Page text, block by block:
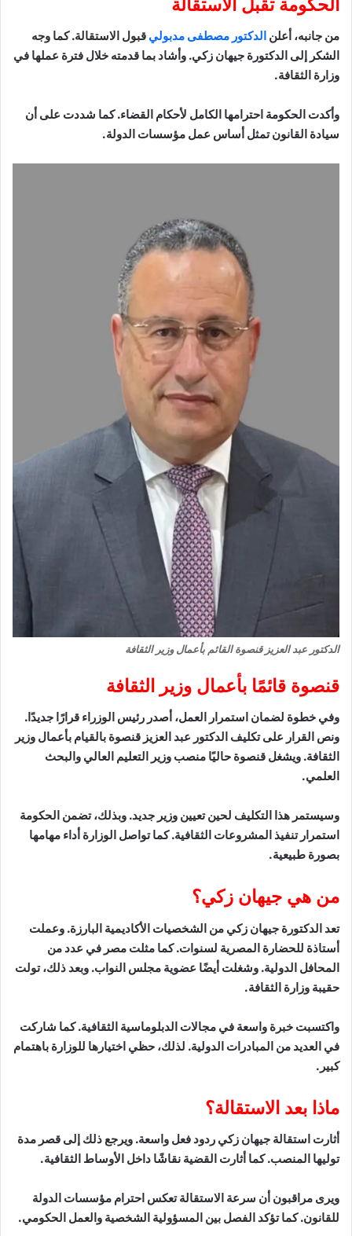
الحكومة تقبل الاستقالة
من جانبه، أعلن الدكتور مصطفى مدبولي قبول الاستقالة. كما وجه
الشكر إلى الدكتورة جيهان زكي. وأشاد بما قدمته خلال فترة عملها في
وزارة الثقافة.
وأكدت الحكومة احترامها الكامل لأحكام القضاء. كما شددت على أن
سيادة القانون تمثل أساس عمل مؤسسات الدولة.
الدكتور عبد العزيز قنصوة القائم بأعمال وزير الثقافة
قنصوة قائمًا بأعمال وزير الثقافة
وفي خطوة لضمان استمرار العمل، أصدر رئيس الوزراء قرارًا جديدًا.
ونص القرار على تكليف الدكتور عبد العزيز قنصوة بالقيام بأعمال وزير
الثقافة. ويشغل قنصوة حاليًا منصب وزير التعليم العالي والبحث
العلمي.
وسيستمر هذا التكليف لحين تعيين وزير جديد. وبذلك، تضمن الحكومة
استمرار تنفيذ المشروعات الثقافية. كما تواصل الوزارة أداء مهامها
بصورة طبيعية.
من هي جيهان زكي؟
تعد الدكتورة جيهان زكي من الشخصيات الأكاديمية البارزة. وعملت
أستاذة للحضارة المصرية لسنوات. كما مثلت مصر في عدد من
المحافل الدولية. وشغلت أيضًا عضوية مجلس النواب. وبعد ذلك، تولت
حقيبة وزارة الثقافة.
واكتسبت خبرة واسعة في مجالات الدبلوماسية الثقافية. كما شاركت
في العديد من المبادرات الدولية. لذلك، حظي اختيارها للوزارة باهتمام
كبير.
ماذا بعد الاستقالة؟
أثارت استقالة جيهان زكي ردود فعل واسعة. ويرجع ذلك إلى قصر مدة
توليها المنصب. كما أثارت القضية نقاشًا داخل الأوساط الثقافية.
ويرى مراقبون أن سرعة الاستقالة تعكس احترام مؤسسات الدولة
للقانون. كما تؤكد الفصل بين المسؤولية الشخصية والعمل الحكومي.